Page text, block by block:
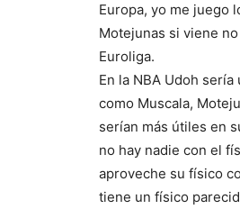
Europa, yo me juego
Motejunas si viene
Euroliga.
En la NBA Udoh
como Muscala,
serían más útiles en
no hay nadie con el
aproveche su físico
tiene un físico